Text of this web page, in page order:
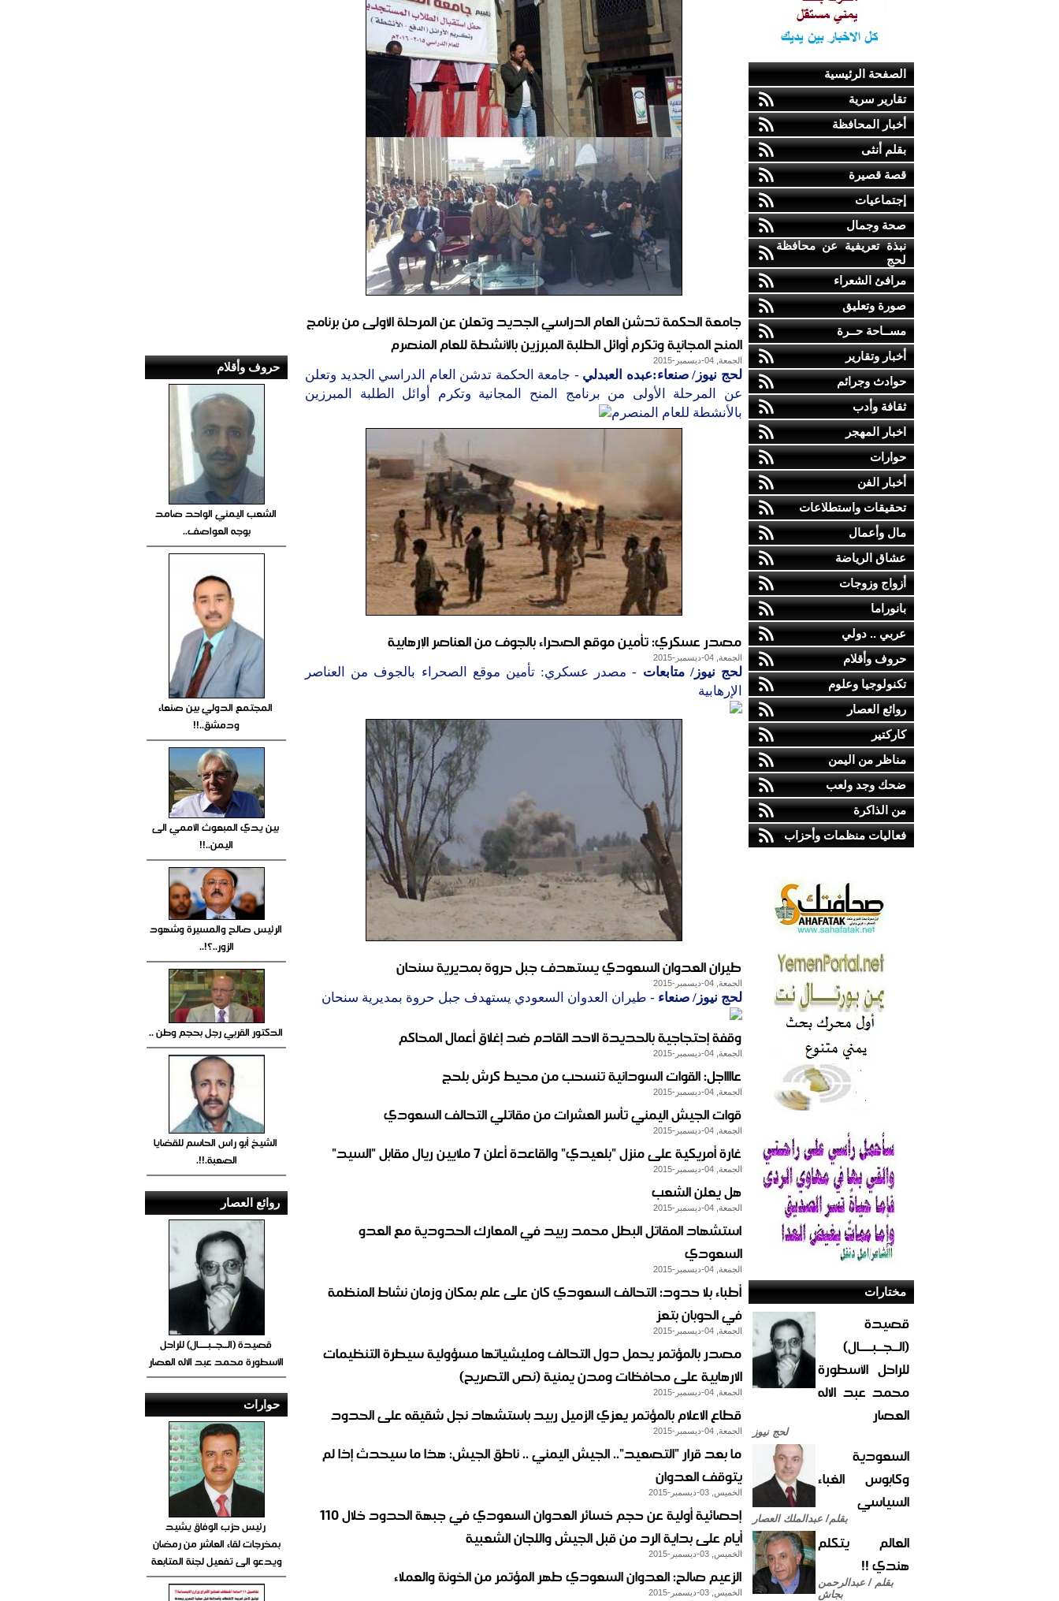
الصفحة الرئيسية
تقارير سرية
أخبار المحافظة
بقلم أنثى
قصة قصيرة
إجتماعيات
صحة وجمال
نبذة تعريفية عن محافظة
لحج
مرافئ الشعراء
صورة وتعليق
مســاحة حــرة
أخبار وتقارير
حوادث وجرائم
ثقافة وأدب
اخبار المهجر
حوارات
أخبار الفن
تحقيقات واستطلاعات
مال وأعمال
عشاق الرياضة
أزواج وزوجات
بانوراما
عربي .. دولي
حروف وأقلام
تكنولوجيا وعلوم
روائع العصار
كاركتير
مناظر من اليمن
ضحك وجد ولعب
من الذاكرة
فعاليات منظمات وأحزاب
مختارات
قصيدة
(الــجــبــــال)
للراحل الأسطورة
محمد عبد الاله
العصار
لحج نيوز
السعودية
وكابوس الغباء
السياسي
بقلم/ عبدالملك العصار
العالم يتكلم
هندي !!
بقلم / عبدالرحمن
بجاش
جامعة الحكمة تدشن العام الدراسي الجديد وتعلن عن المرحلة الأولى من برنامج
المنح المجانية وتكرم أوائل الطلبة المبرزين بالأنشطة للعام المنصرم
الجمعة, 04-ديسمبر-2015
لحج نيوز/ صنعاء:عبده العبدلي - جامعة الحكمة تدشن العام الدراسي الجديد وتعلن
عن المرحلة الأولى من برنامج المنح المجانية وتكرم أوائل الطلبة المبرزين
بالأنشطة للعام المنصرم
مصدر عسكري: تأمين موقع الصحراء بالجوف من العناصر الإرهابية
الجمعة, 04-ديسمبر-2015
لحج نيوز/ متابعات - مصدر عسكري: تأمين موقع الصحراء بالجوف من العناصر
الإرهابية
طيران العدوان السعودي يستهدف جبل حروة بمديرية سنحان
الجمعة, 04-ديسمبر-2015
لحج نيوز/ صنعاء - طيران العدوان السعودي يستهدف جبل حروة بمديرية سنحان
وقفة إحتجاجية بالحديدة الاحد القادم ضد إغلاق أعمال المحاكم
الجمعة, 04-ديسمبر-2015
عااااجل: القوات السودانية تنسحب من محيط كرش بلحج
الجمعة, 04-ديسمبر-2015
قوات الجيش اليمني تأسر العشرات من مقاتلي التحالف السعودي
الجمعة, 04-ديسمبر-2015
غارة أمريكية على منزل "بلعيدي" والقاعدة أعلن 7 ملايين ريال مقابل "السيد"
الجمعة, 04-ديسمبر-2015
هل يعلن الشعب
الجمعة, 04-ديسمبر-2015
استشهاد المقاتل البطل محمد ربيد في المعارك الحدودية مع العدو
السعودي
الجمعة, 04-ديسمبر-2015
أطباء بلا حدود: التحالف السعودي كان على علم بمكان وزمان نشاط المنظمة
في الحوبان بتعز
الجمعة, 04-ديسمبر-2015
مصدر بالمؤتمر يحمل دول التحالف ومليشياتها مسؤولية سيطرة التنظيمات
الارهابية على محافظات ومدن يمنية (نص التصريح)
الجمعة, 04-ديسمبر-2015
قطاع الاعلام بالمؤتمر يعزي الزميل ربيد باستشهاد نجل شقيقه على الحدود
الجمعة, 04-ديسمبر-2015
ما بعد قرار "التصعيد".. الجيش اليمني .. ناطق الجيش: هذا ما سيحدث إذا لم
يتوقف العدوان
الخميس, 03-ديسمبر-2015
إحصائية أولية عن حجم خسائر العدوان السعودي في جبهة الحدود خلال 110
أيام على بداية الرد من قبل الجيش واللجان الشعبية
الخميس, 03-ديسمبر-2015
الزعيم صالح: العدوان السعودي طهر المؤتمر من الخونة والعملاء
الخميس, 03-ديسمبر-2015
حروف وأقلام
الشعب اليمني الواحد صامد
بوجه العواصف..
المجتمع الدولي بين صنعاء
ودمشق..!!
بين يدي المبعوث الأممي الى
اليمن..!!
الرئيس صالح والمسيرة وشهود
الزور..؟!..
الدكتور القربي رجل بحجم وطن ..
الشيخ أبو راس الحاسم للقضايا
الصعبة.!!.
روائع العصار
قصيدة (الــجــبــــال) للراحل
الأسطورة محمد عبد الاله العصار
حوارات
رئيس حزب الوفاق يشيد
بمخرجات لقاء العاشر من رمضان
ويدعو الى تفعيل لجنة المتابعة